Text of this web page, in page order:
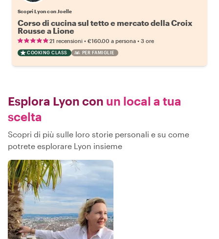
Scopri Lyon con Joelle
Corso di cucina sul tetto e mercato della Croix
Rousse a Lione
21 recensioni • €160.00 a persona • 3 ore
COOKING CLASS PER FAMIGLIE
Esplora Lyon con un local a tua
scelta
Scopri di più sulle loro storie personali e su come
potrete esplorare Lyon insieme